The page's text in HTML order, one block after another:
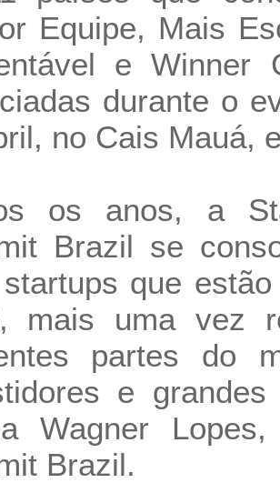
Equipe, Mais
e Winner
durante o
no Cais Mauá,
os anos, a
Brazil se
que
mais uma vez
partes do
e
Wagner
Brazil.